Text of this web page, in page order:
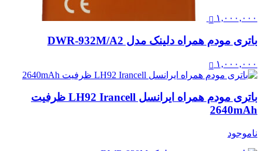
۱,۰۰۰,۰۰۰
باتری مودم همراه دلینک مدل DWR-932M/A2
۱,۰۰۰,۰۰۰
باتری مودم همراه ایرانسل LH92 Irancell ظرفیت
2640mAh
ناموجود